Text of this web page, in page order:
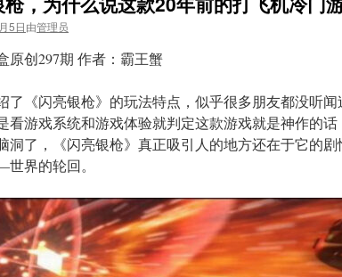
5日由管理员
原创297期 作者：霸王蟹
了《闪亮银枪》的玩法特点，似乎很多朋友都没听
看游戏系统和游戏体验就判定这款游戏就是神作的
洞了，《闪亮银枪》真正吸引人的地方还在于它的
界的轮回。